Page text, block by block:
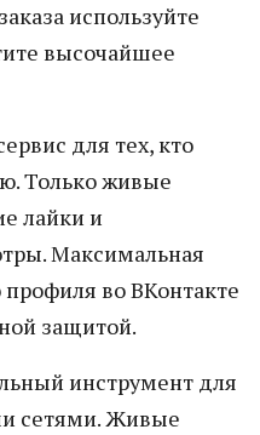
используйте
высочайшее
для тех, кто
Только живые
лайки и
Максимальная
во ВКонтакте
защитой.
инструмент для
сетями. Живые